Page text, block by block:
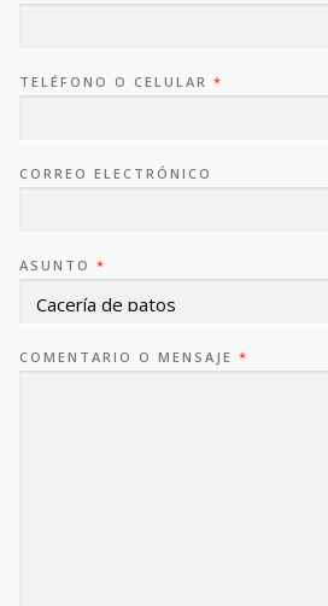
TELÉFONO O CELULAR *
CORREO ELECTRÓNICO
ASUNTO *
COMENTARIO O MENSAJE *